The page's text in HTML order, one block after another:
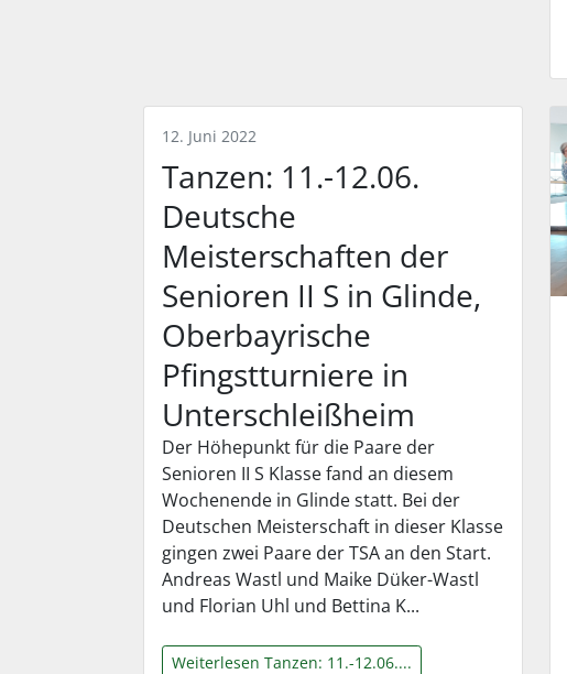
12. Juni 2022
Tanzen: 11.-12.06.
Deutsche
Meisterschaften der
Senioren II S in Glinde,
Oberbayrische
Pfingstturniere in
Unterschleißheim
Der Höhepunkt für die Paare der
Senioren II S Klasse fand an diesem
Wochenende in Glinde statt. Bei der
Deutschen Meisterschaft in dieser Klasse
gingen zwei Paare der TSA an den Start.
Andreas Wastl und Maike Düker-Wastl
und Florian Uhl und Bettina K...
Weiterlesen Tanzen: 11.-12.06....